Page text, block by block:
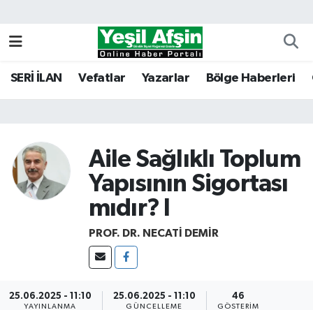
SERİ İLAN Vefatlar Yazarlar Bölge Haberleri
Aile Sağlıklı Toplum
Yapısının Sigortası
mıdır? I
PROF. DR. NECATI DEMIR
25.06.2025 - 11:10
YAYINLANMA
25.06.2025 - 11:10
GÜNCELLEME
46
GÖSTERIM
Kahramanmaraş Nöbetçi Eczaneler
Kahramanmaraş Trafik Yoğunluk Haritası
Süper Lig Puan Durumu ve Fikstür
Tüm Manşetler
Son Dakika Haberleri
Haber Arşivi